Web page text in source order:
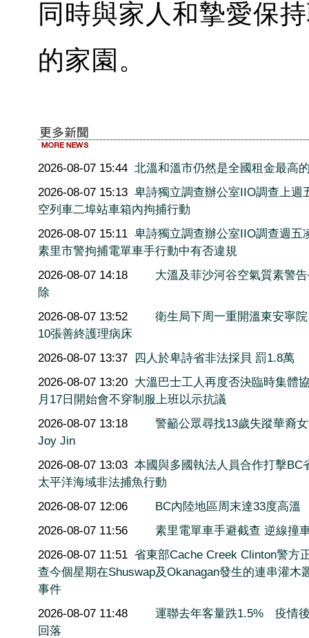
同時與家人和摯愛保
的家園。
2026-08-07 15:44 北溫和溫市仍然是全國租金最高
2026-08-07 15:13 卑詩獨立調查辦公室IIO調查上週
空列車二埠站車箱內拘捕行動
2026-08-07 15:11 卑詩獨立調查辦公室IIO調查週五
素里市警拘捕電單車手行動中有否違規
2026-08-07 14:18
大溫及菲沙河谷空氣質素警
除
2026-08-07 13:52
衛生局下周一重開溫東安寧
10張善終護理病床
2026-08-07 13:37 四人於卑詩省非法採貝 罰1.8萬
2026-08-07 13:20 大溫巴士工人再度否決臨時集體
月17日開始會不穿制服上班以示抗議
2026-08-07 13:18
警籲公眾尋找13歲失蹤華裔
Joy Jin
2026-08-07 13:03 本國與多國執法人員合作打擊BC
太平洋海域非法捕魚行動
2026-08-07 12:06
BC內陸地區周末達33度高溫
2026-08-07 11:56
素里電單車手避截查 逆線撞
2026-08-07 11:51 省東部Cache Creek Clinton警方
查今個星期在Shuswap及Okanagan發生的連串灌木
事件
2026-08-07 11:48
運聯去年客量跌1.5% 疫情
回落